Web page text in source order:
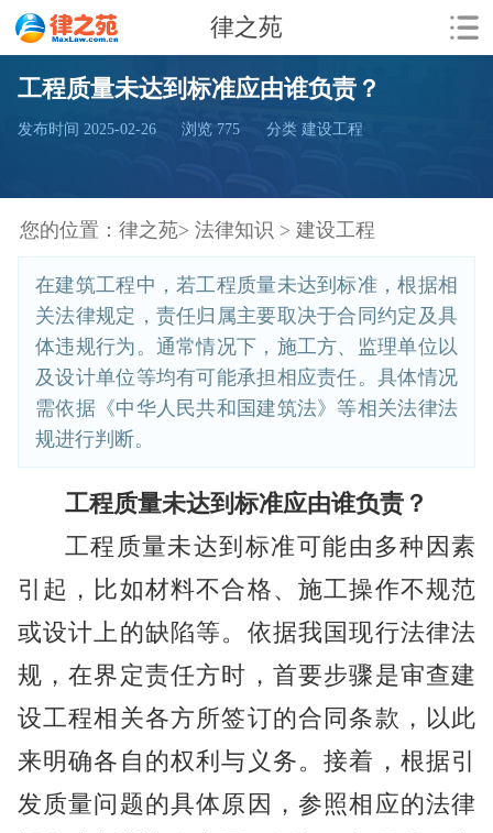
律之苑
工程质量未达到标准应由谁负责？
发布时间 2025-02-26 浏览 775 分类 建设工程
您的位置： 律之苑> 法律知识 > 建设工程
在建筑工程中，若工程质量未达到标准，根据相
关法律规定，责任归属主要取决于合同约定及具
体违规行为。通常情况下，施工方、监理单位以
及设计单位等均有可能承担相应责任。具体情况
需依据《中华人民共和国建筑法》等相关法律法
规进行判断。
工程质量未达到标准应由谁负责？
工程质量未达到标准可能由多种因素
引起，比如材料不合格、施工操作不规范
或设计上的缺陷等。依据我国现行法律法
规，在界定责任方时，首要步骤是审查建
设工程相关各方所签订的合同条款，以此
来明确各自的权利与义务。接着，根据引
发质量问题的具体原因，参照相应的法律